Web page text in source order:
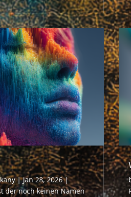
|Jan 28, 2026|
der noch keinen Namen